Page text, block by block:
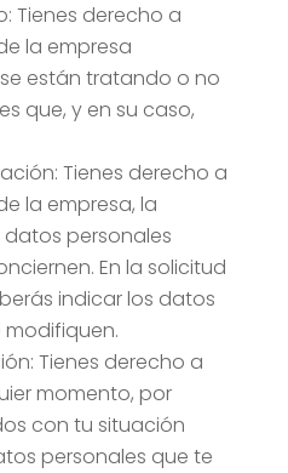
Tienes derecho a
la empresa
están tratando o no
que, y en su caso,
Tienes derecho a
la empresa, la
personales
En la solicitud
indicar los datos
Tienes derecho a
momento, por
con tu situación
personales que te